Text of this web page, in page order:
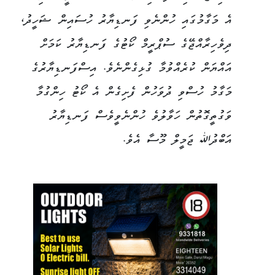
އެ މަގާމުގައި ހުންނެވި ފަނޑިޔާރު ހުސައިން ޝަހީދު،
ދިވެހިރާއްޖޭގެ ސުޕްރީމް ކޯޓުގެ ފަނޑިޔާރު ކަމަށް
އައްޔަން ކުރެއްވުމާ ގުޅިގެންނެވެ. އިސްފަނޑިޔާރުގެ
މަގާމު ހުސްވި ދުވަހުން ފެށިގެން އެ ކޯޓު ހިންގުމާ
ވަގުތީގޮތުން ހަވާލުވެ ހުންނެވީވެސް ފަނޑިޔާރު
އަބްދުﷲ ޖަމީލް މޫސާ އެވެ.